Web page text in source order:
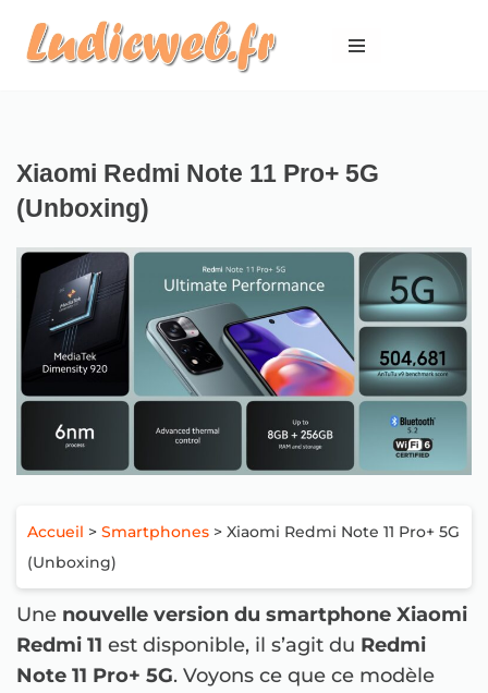
Aller
Xiaomi Redmi Note 11 Pro+ 5G
(Unboxing)
Accueil > Smartphones > Xiaomi Redmi Note 11 Pro+ 5G
(Unboxing)
Une nouvelle version du smartphone Xiaomi
Redmi 11 est disponible, il s’agit du Redmi
Note 11 Pro+ 5G. Voyons ce que ce modèle